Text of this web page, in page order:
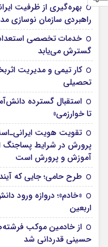
بهره‌گیری از ظرفیت
راهبردی سازمان نوسازی
خدمات تخصصی
گسترش می‌یابد
کار تیمی و مدیریت
تحصیلی
استقبال گسترده
تا خوارزمی»
تقویت هویت
پرورش در شرایط
آموزش و پرورش است
طرح حامی؛ جایی که
«خادم»؛ دروازه ورود
اربعین
از خادمین موکب
حسینی قدردانی شد